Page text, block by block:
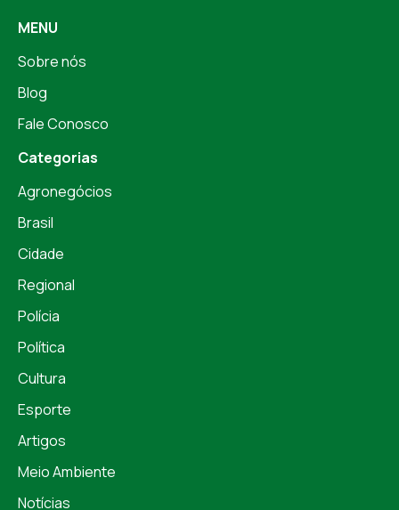
MENU
Sobre nós
Blog
Fale Conosco
Categorias
Agronegócios
Brasil
Cidade
Regional
Polícia
Política
Cultura
Esporte
Artigos
Meio Ambiente
Notícias